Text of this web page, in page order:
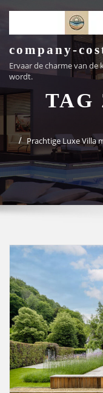
inhoud
company-
Ervaar de charme van
wordt.
TAG
Prachtige Luxe Villa